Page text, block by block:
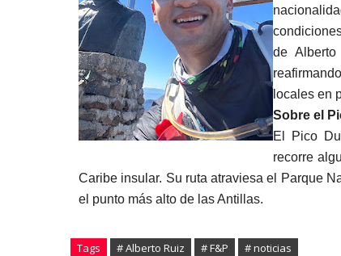
de
locales en
Sobre el
El Pico
recorre
Caribe insular. Su ruta atraviesa el Parque
el punto más alto de las Antillas.
Tags # Alberto Ruiz # F&P # noticias